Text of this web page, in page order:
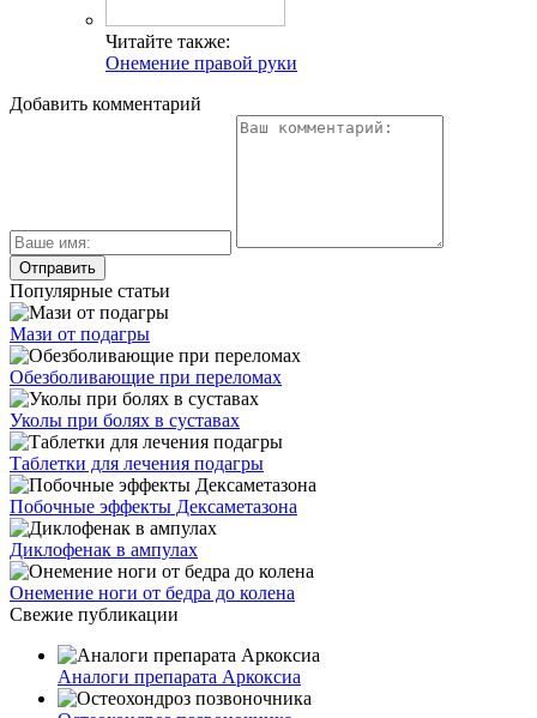
Читайте также:
Онемение правой руки
Добавить комментарий
Популярные статьи
Мази от подагры
Обезболивающие при переломах
Уколы при болях в суставах
Таблетки для лечения подагры
Побочные эффекты Дексаметазона
Диклофенак в ампулах
Онемение ноги от бедра до колена
Свежие публикации
Аналоги препарата Аркоксиа